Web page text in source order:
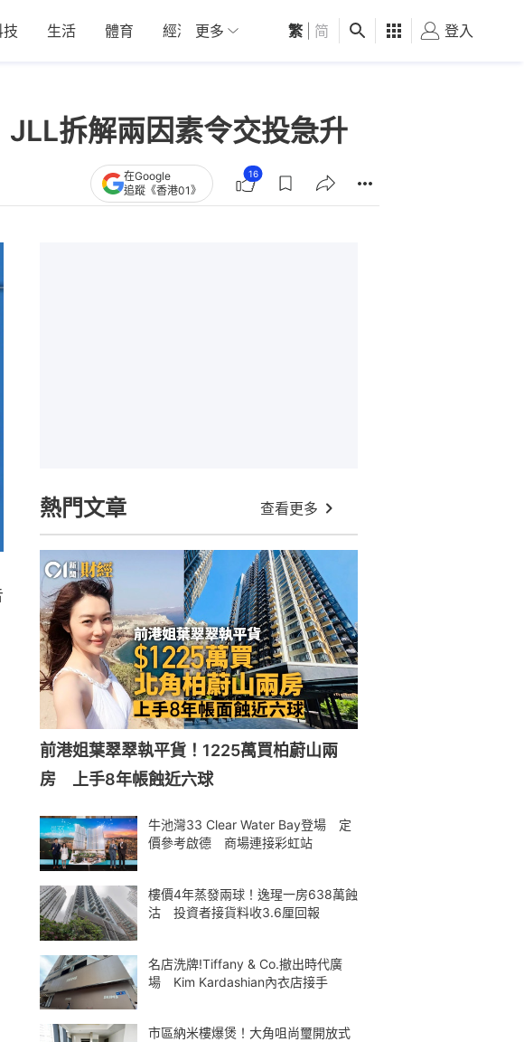
技 生活 體育 經濟 01深圳 觀點 健康 好食玩飛
更多 繁 简 登入
拆解兩因素令交投急升
在Google
追蹤《香港01》
16
熱門文章 查看更多
前港姐葉翠翠執平貨！1225萬買柏蔚山兩
房 上手8年帳蝕近六球
牛池灣33 Clear Water Bay登場 定
價參考啟德 商場連接彩虹站
樓價4年蒸發兩球！逸瑆一房638萬蝕
沽 投資者接貨料收3.6厘回報
名店洗牌!Tiffany & Co.撤出時代廣
場 Kim Kardashian內衣店接手
市區納米樓爆煲！大角咀尚璽開放式